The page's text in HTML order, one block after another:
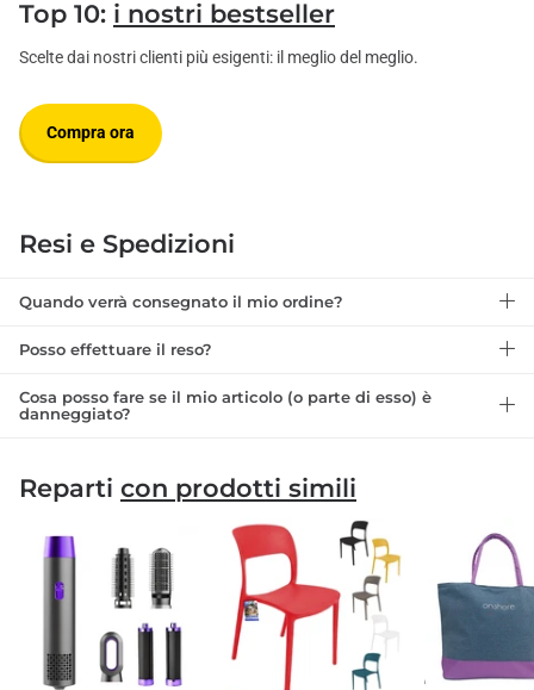
Top 10: i nostri bestseller
Scelte dai nostri clienti più esigenti: il meglio del meglio.
Compra ora
Resi e Spedizioni
Quando verrà consegnato il mio ordine?
Posso effettuare il reso?
Cosa posso fare se il mio articolo (o parte di esso) è
danneggiato?
Reparti con prodotti simili